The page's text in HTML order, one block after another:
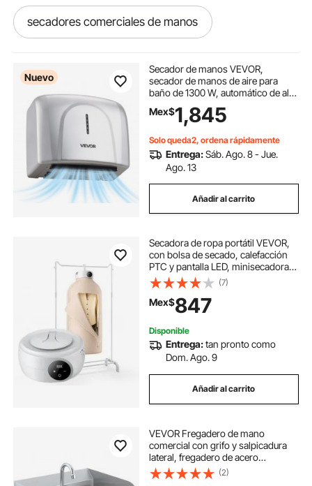
secadores comerciales de manos
soportes para secadora
soporte para lavadora y secadora
Secador de chorro de aire
secadora electrica secadora eléctrica
Nuevo
Secador de manos VEVOR,
secador de manos de aire para
baño de 1300 W, automático de alta
velocidad con filtro HEPA, secado
rápido, construcción de ABS de
primera calidad, AC110-120 V,
montaje en pared comercial para
baño doméstico, habitación de
invitados, alojamiento.
Mex$1,845
Solo queda2, ordena rápidamente
Entrega:Sáb. Ago. 8 - Jue.
Ago. 13
Añadir al carrito
Secadora de ropa portátil VEVOR,
con bolsa de secado, calefacción
PTC y pantalla LED, minisecadora
plegable con temporizador de 5
horas para apartamentos,
dormitorios, autocaravanas y
hoteles, 600 W, beige
(7)
Mex$847
Disponible
Entrega:tan pronto como
Dom. Ago. 9
Añadir al carrito
VEVOR Fregadero de mano
comercial con grifo y salpicadura
lateral, fregadero de acero
inoxidable para lavado, fregadero
pequeño para lavar a mano, lavabo
(2)